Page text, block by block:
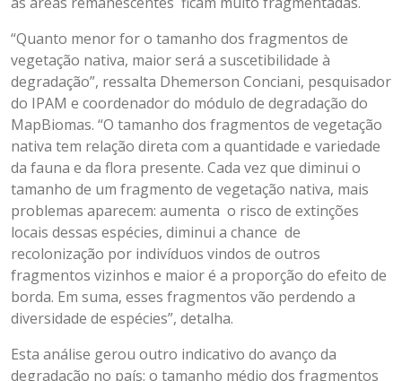
“Quanto menor for o tamanho dos fragmentos de
vegetação nativa, maior será a suscetibilidade à
degradação”, ressalta Dhemerson Conciani, pesquisador
do IPAM e coordenador do módulo de degradação do
MapBiomas. “O tamanho dos fragmentos de vegetação
nativa tem relação direta com a quantidade e variedade
da fauna e da flora presente. Cada vez que diminui o
tamanho de um fragmento de vegetação nativa, mais
problemas aparecem: aumenta o risco de extinções
locais dessas espécies, diminui a chance de
recolonização por indivíduos vindos de outros
fragmentos vizinhos e maior é a proporção do efeito de
borda. Em suma, esses fragmentos vão perdendo a
diversidade de espécies”, detalha.
Esta análise gerou outro indicativo do avanço da
degradação no país: o tamanho médio dos fragmentos